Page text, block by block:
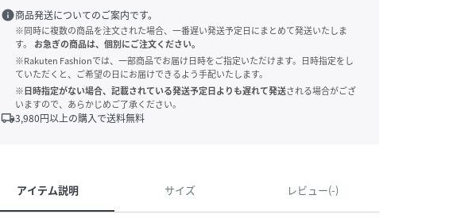
info商品発送についてのご案内です。
※同時に複数の商品を注文された場合、一番遅い発送予定日にまとめて発送いたしま
す。
お急ぎの商品は、個別にご注文ください。
※Rakuten Fashionでは、一部商品でお届け日時をご指定いただけます。日時指定をし
ていただくと、ご希望の日にお届けできるよう手配いたします。
※日時指定がない場合、記載されている発送予定日よりも遅れて発送される場合がござ
いますので、あらかじめご了承ください。
local_shipping3,980円以上の購入で送料無料
アイテム説明 サイズ レビュー(-)